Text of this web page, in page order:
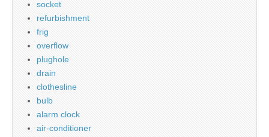
socket
refurbishment
frig
overflow
plughole
drain
clothesline
bulb
alarm clock
air-conditioner